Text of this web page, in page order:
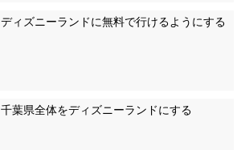
ディズニーランドに無料で行けるようにする
千葉県全体をディズニーランドにする